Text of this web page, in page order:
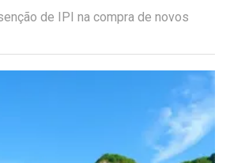
de IPI na compra de novos